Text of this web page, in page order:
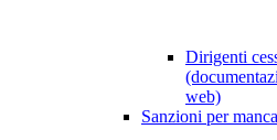
Dirigenti
web)
Sanzioni per